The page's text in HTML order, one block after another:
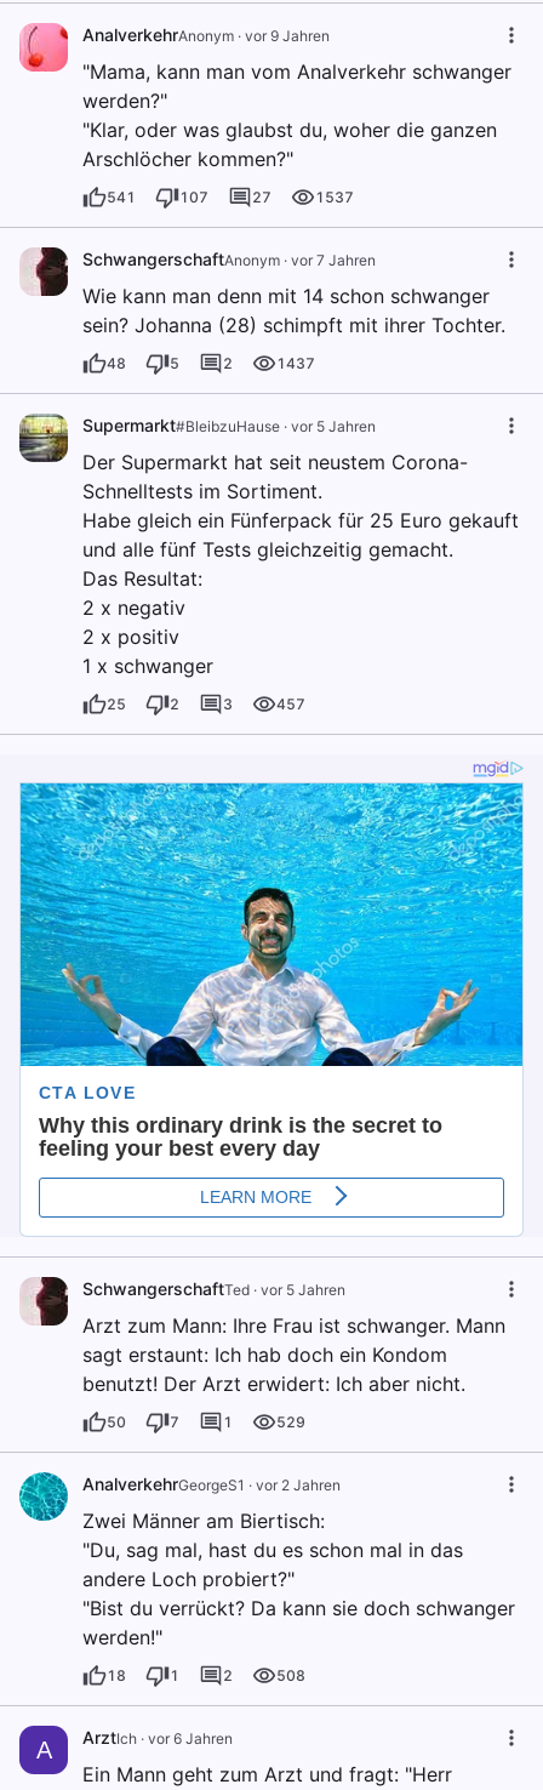
AnalverkehrAnonym · vor 9 Jahren
"Mama, kann man vom Analverkehr schwanger
werden?"
"Klar, oder was glaubst du, woher die ganzen
Arschlöcher kommen?"
541 107 27 1537
SchwangerschaftAnonym · vor 7 Jahren
Wie kann man denn mit 14 schon schwanger
sein? Johanna (28) schimpft mit ihrer Tochter.
48 5 2 1437
Supermarkt#BleibzuHause · vor 5 Jahren
Der Supermarkt hat seit neustem Corona-
Schnelltests im Sortiment.
Habe gleich ein Fünferpack für 25 Euro gekauft
und alle fünf Tests gleichzeitig gemacht.
Das Resultat:
2 x negativ
2 x positiv
1 x schwanger
25 2 3 457
SchwangerschaftTed · vor 5 Jahren
Arzt zum Mann: Ihre Frau ist schwanger. Mann
sagt erstaunt: Ich hab doch ein Kondom
benutzt! Der Arzt erwidert: Ich aber nicht.
50 7 1 529
AnalverkehrGeorgeS1 · vor 2 Jahren
Zwei Männer am Biertisch:
"Du, sag mal, hast du es schon mal in das
andere Loch probiert?"
"Bist du verrückt? Da kann sie doch schwanger
werden!"
18 1 2 508
A ArztIch · vor 6 Jahren
Ein Mann geht zum Arzt und fragt: "Herr